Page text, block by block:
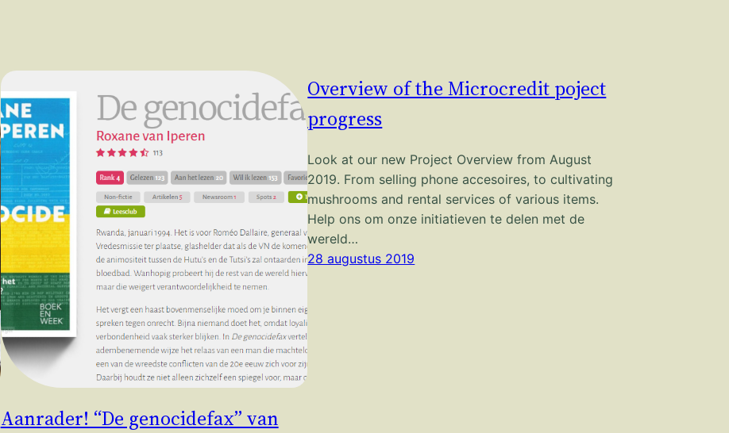
Aanrader! “De genocidefax” van
Overview of the Microcredit poject
progress
Look at our new Project Overview from August
2019. From selling phone accesoires, to cultivating
mushrooms and rental services of various items.
Help ons om onze initiatieven te delen met de
wereld…
28 augustus 2019